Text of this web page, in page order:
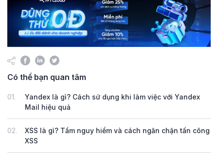
Có thể bạn quan tâm
01.
Yandex là gì? Cách sử dụng khi làm việc với Yandex
Mail hiệu quả
02.
XSS là gì? Tầm nguy hiểm và cách ngăn chặn tấn công
XSS